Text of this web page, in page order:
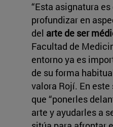
“Esta asignatura
profundizar en
del arte de ser
Facultad de
entorno ya es
de su forma
valora Rojí. En
que “ponerles
arte y ayudarles a